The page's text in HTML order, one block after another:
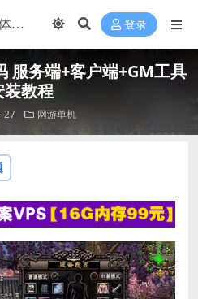
登录
服务端+客户端+GM工具
装教程
27 网游单机